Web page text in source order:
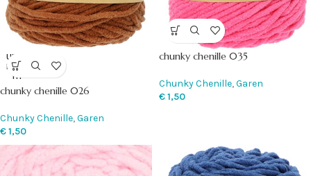
UITVE
RKOC
HT
chunky chenille 026
Chunky Chenille,Garen
€1,50
chunky chenille 035
Chunky Chenille,Garen
€1,50